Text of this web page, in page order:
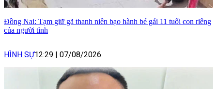
Đồng Nai: Tạm giữ gã thanh niên bạo hành bé gái 11 tuổi con riêng
của người tình
HÌNH SỰ12:29 07/08/2026